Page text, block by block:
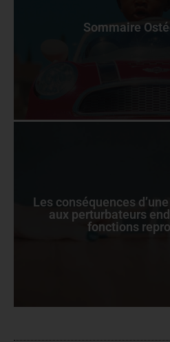
Sommaire
Les conséquences
aux perturbateurs
fonctions